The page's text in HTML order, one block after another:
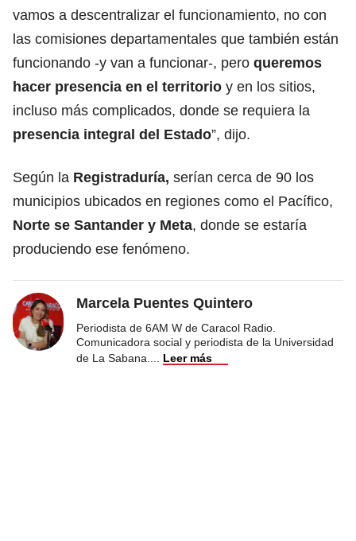
vamos a descentralizar el funcionamiento, no con
las comisiones departamentales que también están
funcionando -y van a funcionar-, pero queremos
hacer presencia en el territorio y en los sitios,
incluso más complicados, donde se requiera la
presencia integral del Estado”, dijo.
Según la Registraduría, serían cerca de 90 los
municipios ubicados en regiones como el Pacífico,
Norte se Santander y Meta, donde se estaría
produciendo ese fenómeno.
Marcela Puentes Quintero
Periodista de 6AM W de Caracol Radio.
Comunicadora social y periodista de la Universidad
de La Sabana.
Leer más